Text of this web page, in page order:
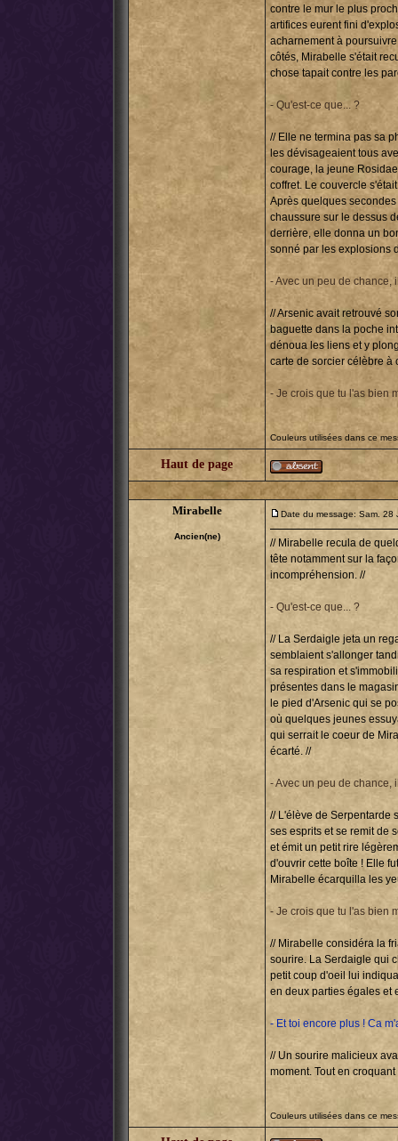
contre le mur le plus
artifices eurent fini
acharnement à
côtés, Mirabelle s'était
chose tapait contre les
- Qu'est-ce que... ?
// Elle ne termina pas sa
les dévisageaient tous
courage, la jeune
coffret. Le couvercle
Après quelques
chaussure sur le dessus
derrière, elle donna un
sonné par les explosions
- Avec un peu de chance,
// Arsenic avait retrouvé
baguette dans la poche
dénoua les liens et y
carte de sorcier célèbre à
- Je crois que tu l'as bien
Couleurs utilisées dans ce
Haut de page
Mirabelle
Ancien(ne)
Date du message: Sam. 28
// Mirabelle recula de
tête notamment sur la
incompréhension. //
- Qu'est-ce que... ?
// La Serdaigle jeta un
semblaient s'allonger
sa respiration et
présentes dans le
le pied d'Arsenic qui se
où quelques jeunes
qui serrait le coeur de
écarté. //
- Avec un peu de chance,
// L'élève de Serpentarde
ses esprits et se remit de
et émit un petit rire
d'ouvrir cette boîte ! Elle
Mirabelle écarquilla les
- Je crois que tu l'as bien
// Mirabelle considéra la
sourire. La Serdaigle qui
petit coup d'oeil lui
en deux parties égales et
- Et toi encore plus ! Ca
// Un sourire malicieux
moment. Tout en
Couleurs utilisées dans ce